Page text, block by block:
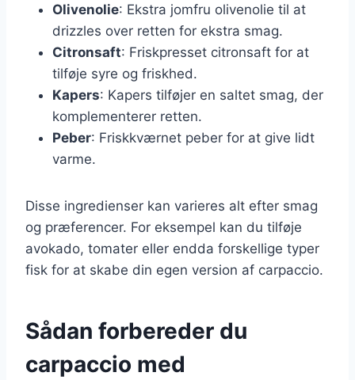
Olivenolie: Ekstra jomfru olivenolie til at
drizzles over retten for ekstra smag.
Citronsaft: Friskpresset citronsaft for at
tilføje syre og friskhed.
Kapers: Kapers tilføjer en saltet smag, der
komplementerer retten.
Peber: Friskkværnet peber for at give lidt
varme.
Disse ingredienser kan varieres alt efter smag
og præferencer. For eksempel kan du tilføje
avokado, tomater eller endda forskellige typer
fisk for at skabe din egen version af carpaccio.
Sådan forbereder du
carpaccio med